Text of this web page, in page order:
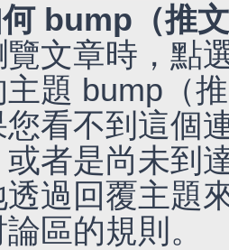
bump（推
文章時，點
主題 bump（
看不到這個
者是尚未到
透過回覆主題
區的規則。